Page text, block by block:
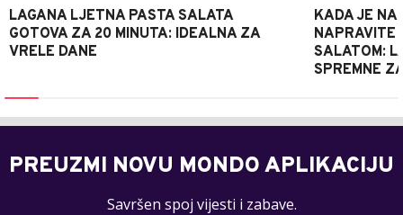
LAGANA LJETNA PASTA SALATA
GOTOVA ZA 20 MINUTA: IDEALNA ZA
VRELE DANE
KADA JE
NAPRAVITE
SALATOM:
SPREMNE
PREUZMI NOVU MONDO APLIKACIJU
Savršen spoj vijesti i zabave.